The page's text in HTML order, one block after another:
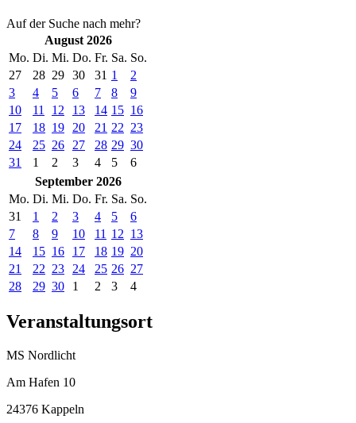
Auf der Suche nach mehr?
August 2026
Mo. Di. Mi. Do. Fr. Sa. So.
27
28 29 30 31 1
2
3
4 5 6 7 8
9
10
11 12 13 14 15 16
17
18 19 20 21 22 23
24
25 26 27 28 29 30
31
1 2 3 4 5
6
September 2026
Mo. Di. Mi. Do. Fr. Sa. So.
31
1 2 3 4 5
6
7
8 9 10 11 12 13
14
15 16 17 18 19 20
21
22 23 24 25 26 27
28
29 30 1 2 3 4
Veranstaltungsort
MS Nordlicht
Am Hafen 10
24376 Kappeln